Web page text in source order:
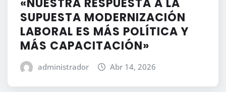
«NUESTRA RESPUESTA A LA
SUPUESTA MODERNIZACIÓN
LABORAL ES MÁS POLÍTICA Y
MÁS CAPACITACIÓN»
administrador Abr 14, 2026